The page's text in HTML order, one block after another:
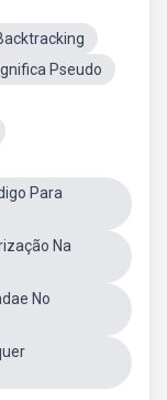
Pseudo
Para
Na
No